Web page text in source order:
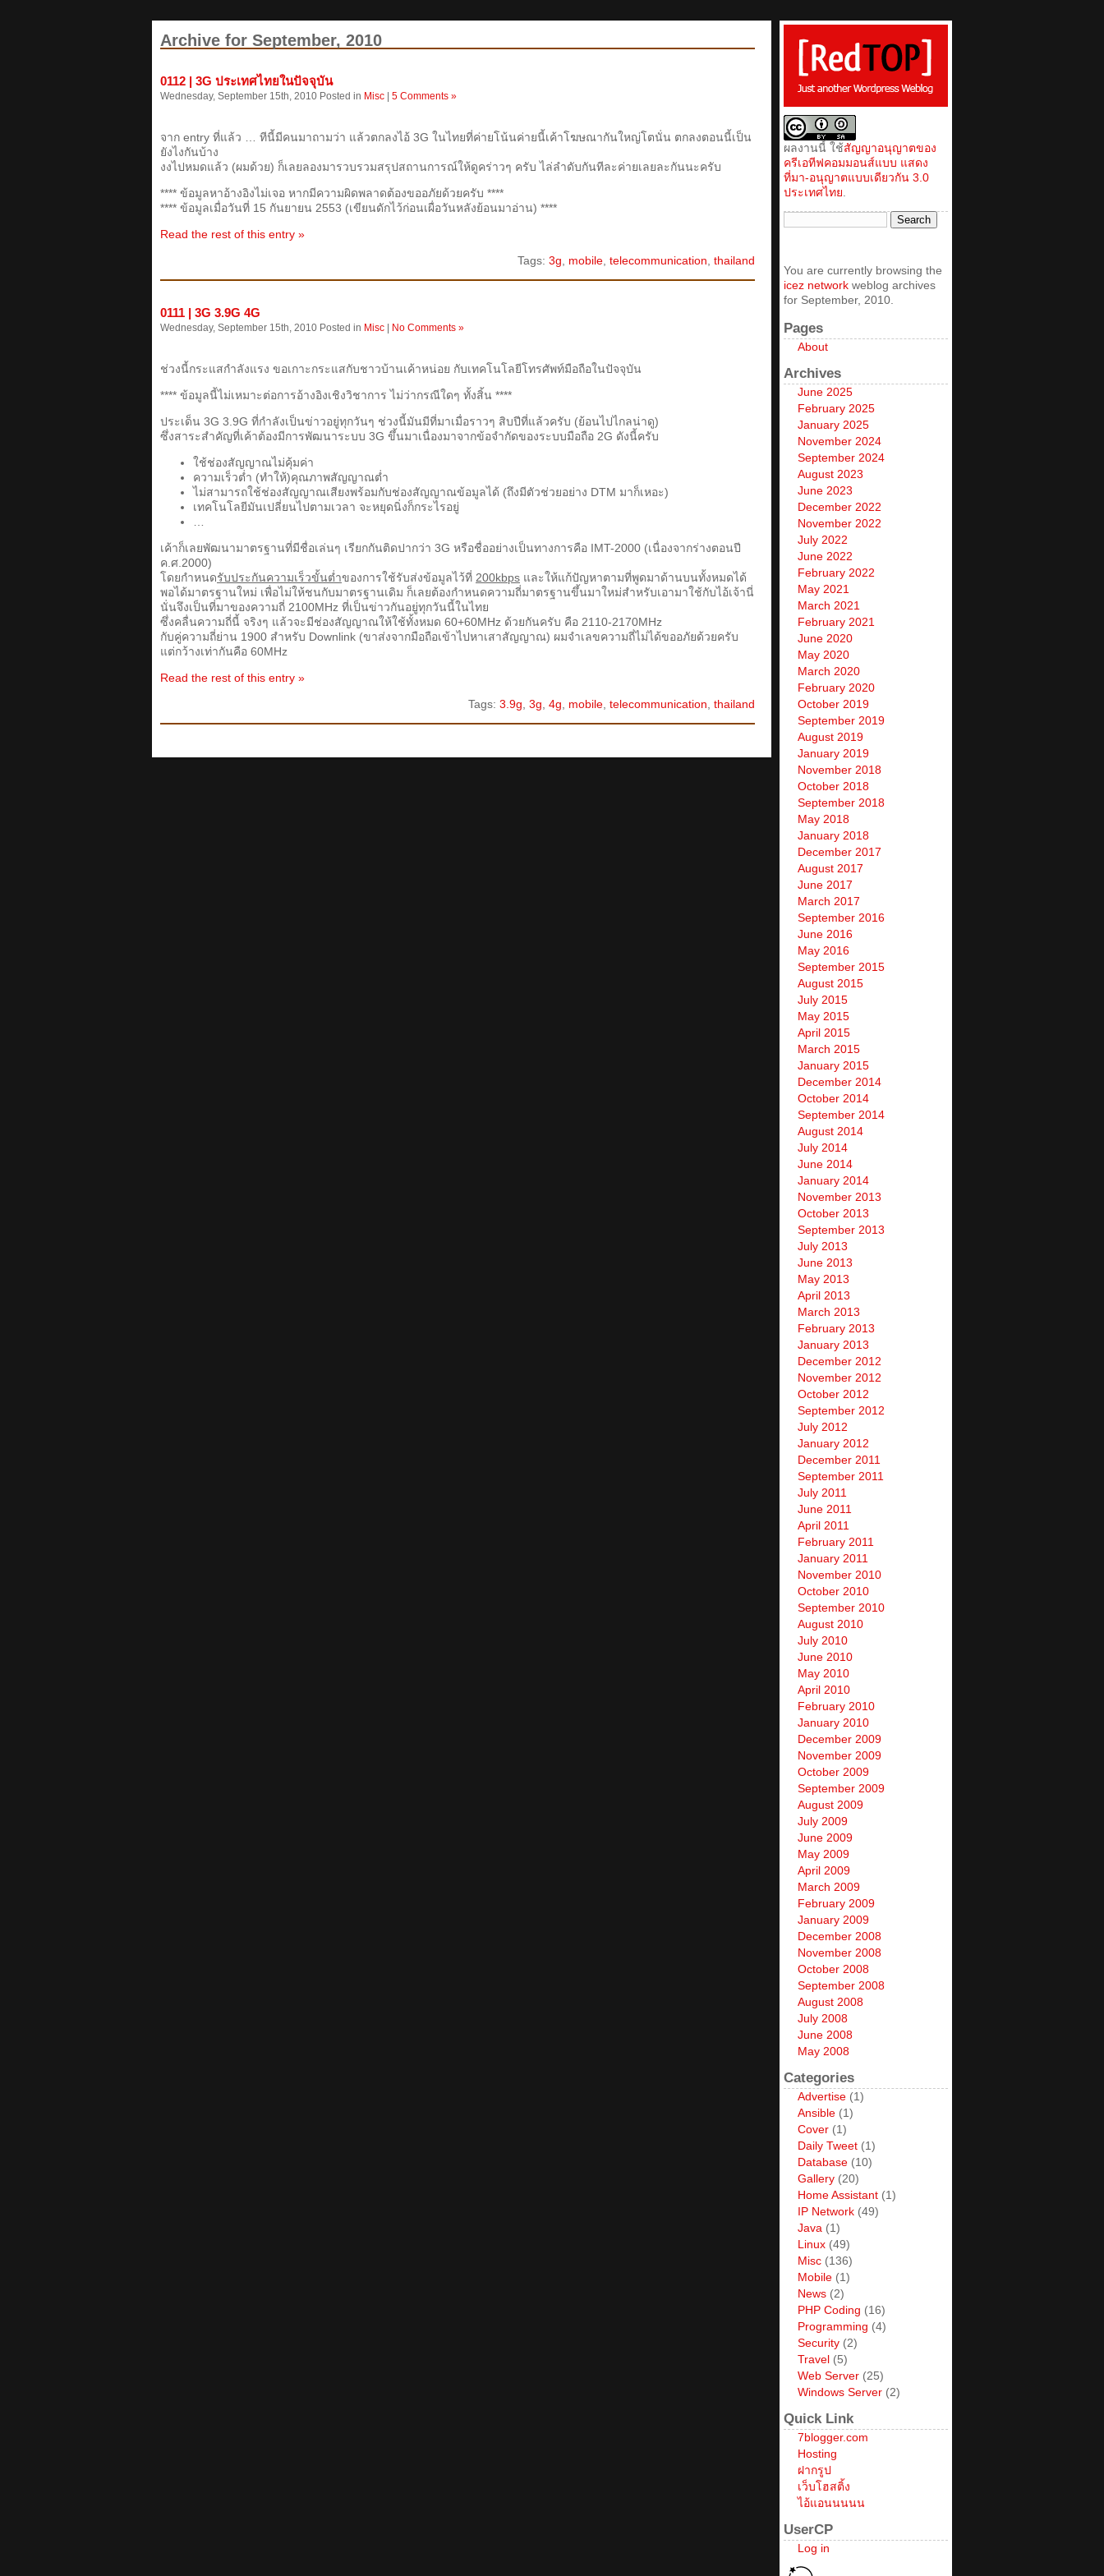
Archive for September, 2010
0112 | 3G ประเทศไทยในปัจจุบัน
Wednesday, September 15th, 2010 Posted in Misc | 5 Comments »
จาก entry ที่แล้ว … ทีนี้มีคนมาถามว่า แล้วตกลงไอ้ 3G ในไทยที่ค่ายโน้นค่ายนี้เค้าโฆษณากันใหญ่โตนั่น ตกลงตอนนี้เป็น
ยังไงกันบ้าง
งงไปหมดแล้ว (ผมด้วย) ก็เลยลองมารวบรวมสรุปสถานการณ์ให้ดูคร่าวๆ ครับ ไล่ลำดับกันทีละค่ายเลยละกันนะครับ
**** ข้อมูลหาอ้างอิงไม่เจอ หากมีความผิดพลาดต้องขออภัยด้วยครับ ****
**** ข้อมูลเมื่อวันที่ 15 กันยายน 2553 (เขียนดักไว้ก่อนเผื่อวันหลังย้อนมาอ่าน) ****
Read the rest of this entry »
Tags: 3g mobile telecommunication thailand
0111 | 3G 3.9G 4G
Wednesday, September 15th, 2010 Posted in Misc | No Comments »
ช่วงนี้กระแสกำลังแรง ขอเกาะกระแสกับชาวบ้านเค้าหน่อย กับเทคโนโลยีโทรศัพท์มือถือในปัจจุบัน
**** ข้อมูลนี้ไม่เหมาะต่อการอ้างอิงเชิงวิชาการ ไม่ว่ากรณีใดๆ ทั้งสิ้น ****
ประเด็น 3G 3.9G ที่กำลังเป็นข่าวอยู่ทุกวันๆ ช่วงนี้มันมีที่มาเมื่อราวๆ สิบปีที่แล้วครับ (ย้อนไปไกลน่าดู)
ซึ่งสาระสำคัญที่เค้าต้องมีการพัฒนาระบบ 3G ขึ้นมาเนื่องมาจากข้อจำกัดของระบบมือถือ 2G ดังนี้ครับ
ใช้ช่องสัญญาณไม่คุ้มค่า
ความเร็วต่ำ (ทำให้)คุณภาพสัญญาณต่ำ
ไม่สามารถใช้ช่องสัญญาณเสียงพร้อมกับช่องสัญญาณข้อมูลได้ (ถึงมีตัวช่วยอย่าง DTM มาก็เหอะ)
เทคโนโลยีมันเปลี่ยนไปตามเวลา จะหยุดนิ่งก็กระไรอยู่
เค้าก็เลยพัฒนามาตรฐานที่มีชื่อเล่นๆ เรียกกันติดปากว่า 3G หรือชื่ออย่างเป็นทางการคือ IMT-2000 (เนื่องจากร่างตอนปี
ค.ศ.2000)
โดยกำหนดรับประกันความเร็วขั้นต่ำของการใช้รับส่งข้อมูลไว้ที่ 200kbps และให้แก้ปัญหาตามที่พูดมาด้านบนทั้งหมดได้
พอได้มาตรฐานใหม่ เพื่อไม่ให้ชนกับมาตรฐานเดิม ก็เลยต้องกำหนดความถี่มาตรฐานขึ้นมาใหม่สำหรับเอามาใช้กับไอ้เจ้านี่
นั่นจึงเป็นที่มาของความถี่ 2100MHz ที่เป็นข่าวกันอยู่ทุกวันนี้ในไทย
ซึ่งคลื่นความถี่นี้ จริงๆ แล้วจะมีช่องสัญญาณให้ใช้ทั้งหมด 60+60MHz ด้วยกันครับ คือ 2110-2170MHz
กับคู่ความถี่ย่าน 1900 สำหรับ Downlink (ขาส่งจากมือถือเข้าไปหาเสาสัญญาณ) ผมจำเลขความถี่ไม่ได้ขออภัยด้วยครับ
แต่กว้างเท่ากันคือ 60MHz
Read the rest of this entry »
Tags: 3.9g 3g 4g mobile telecommunication thailand
ผลงานนี้ ใช้สัญญาอนุญาตของ
ครีเอทีฟคอมมอนส์แบบ แสดง
ที่มา-อนุญาตแบบเดียวกัน 3.0
ประเทศไทย
You are currently browsing the
icez network weblog archives
for September, 2010.
Pages
About
Archives
June 2025
February 2025
January 2025
November 2024
September 2024
August 2023
June 2023
December 2022
November 2022
July 2022
June 2022
February 2022
May 2021
March 2021
February 2021
June 2020
May 2020
March 2020
February 2020
October 2019
September 2019
August 2019
January 2019
November 2018
October 2018
September 2018
May 2018
January 2018
December 2017
August 2017
June 2017
March 2017
September 2016
June 2016
May 2016
September 2015
August 2015
July 2015
May 2015
April 2015
March 2015
January 2015
December 2014
October 2014
September 2014
August 2014
July 2014
June 2014
January 2014
November 2013
October 2013
September 2013
July 2013
June 2013
May 2013
April 2013
March 2013
February 2013
January 2013
December 2012
November 2012
October 2012
September 2012
July 2012
January 2012
December 2011
September 2011
July 2011
June 2011
April 2011
February 2011
January 2011
November 2010
October 2010
September 2010
August 2010
July 2010
June 2010
May 2010
April 2010
February 2010
January 2010
December 2009
November 2009
October 2009
September 2009
August 2009
July 2009
June 2009
May 2009
April 2009
March 2009
February 2009
January 2009
December 2008
November 2008
October 2008
September 2008
August 2008
July 2008
June 2008
May 2008
Categories
Advertise (1)
Ansible (1)
Cover (1)
Daily Tweet (1)
Database (10)
Gallery (20)
Home Assistant (1)
IP Network (49)
Java (1)
Linux (49)
Misc (136)
Mobile (1)
News (2)
PHP Coding (16)
Programming (4)
Security (2)
Travel (5)
Web Server (25)
Windows Server (2)
Quick Link
7blogger.com
Hosting
ฝากรูป
เว็บโฮสติ้ง
ไอ้แอนนนนน
UserCP
Log in